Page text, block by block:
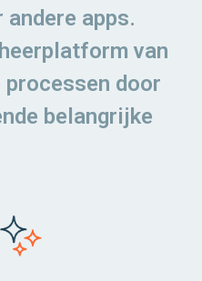
apps.
van
door
belangrijke